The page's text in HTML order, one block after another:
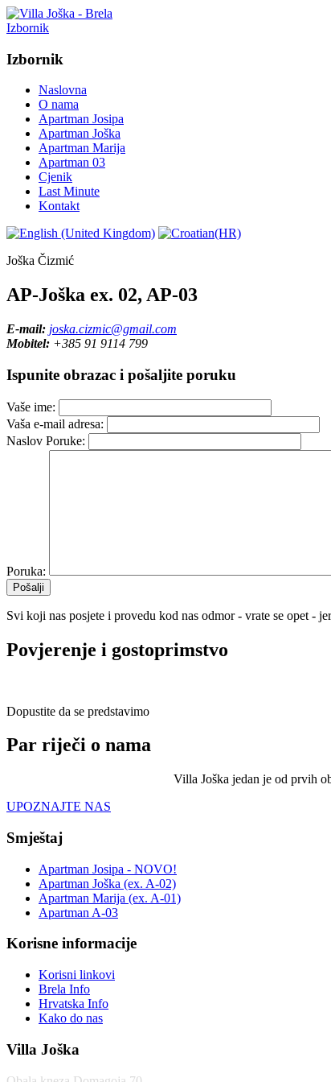
Izbornik
Izbornik
Naslovna
O nama
Apartman Josipa
Apartman Joška
Apartman Marija
Apartman 03
Cjenik
Last Minute
Kontakt
Joška Čizmić
AP-Joška ex. 02, AP-03
E-mail: joska.cizmic@gmail.com
Mobitel: +385 91 9114 799
Ispunite obrazac i pošaljite poruku
Vaše ime:
Vaša e-mail adresa:
Naslov Poruke:
Poruka:
Pošalji
Svi koji nas posjete i provedu kod nas odmor - vrate se opet -
Povjerenje i gostoprimstvo
Dopustite da se predstavimo
Par riječi o nama
Villa Joška jedan je od prvih
UPOZNAJTE NAS
Smještaj
Apartman Josipa - NOVO!
Apartman Joška (ex. A-02)
Apartman Marija (ex. A-01)
Apartman A-03
Korisne informacije
Korisni linkovi
Brela Info
Hrvatska Info
Kako do nas
Villa Joška